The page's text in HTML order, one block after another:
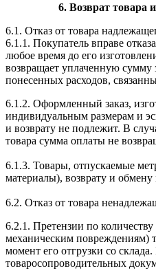
6. Возврат товара
6.1. Отказ от товара
6.1.1. Покупатель вправе
любое время до его
возвращает уплаченную сумму
понесенных расходов,
6.1.2. Оформленный заказ,
индивидуальным размерам и
и возврату не подлежит. В
товара сумма оплаты не
6.1.3. Товары, отпускаемые
материалы), возврату и обмену
6.2. Отказ от товара
6.2.1. Претензии по
механическим повреждениям)
момент его отгрузки со
товаросопроводительных